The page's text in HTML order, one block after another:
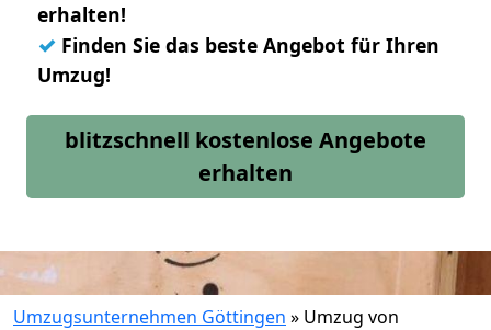
erhalten!
✓ Finden Sie das beste Angebot für Ihren
Umzug!
blitzschnell kostenlose Angebote
erhalten
Umzugsunternehmen Göttingen » Umzug von